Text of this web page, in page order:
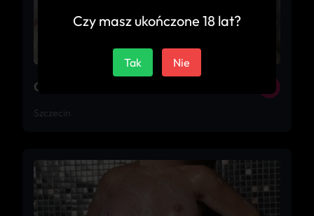
Ciało do ciała
Szczecin
Czy masz ukończone 18 lat?
Tak Nie